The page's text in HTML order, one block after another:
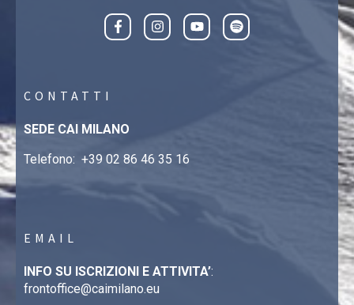
CONTATTI
SEDE CAI MILANO
Telefono: +39 02 86 46 35 16
EMAIL
INFO SU ISCRIZIONI E ATTIVITA’:
frontoffice@caimilano.eu